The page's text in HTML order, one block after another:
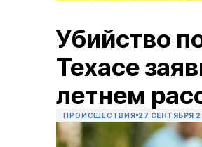
Убийство
Техасе
летнем
ПРОИСШЕСТВИЯ 27 СЕНТЯБРЯ